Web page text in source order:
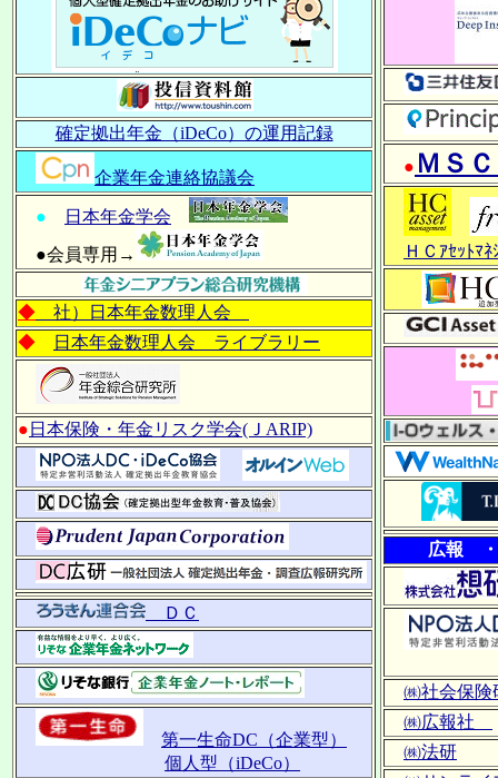
確定拠出年金（iDeCo）の運用記録
企業年金連絡協議会
●
日本年金学会
●会員専用→
◆ 社）日本年金数理人会
◆
日本年金数理人会 ライブラリー
● 日本保険・年金リスク学会(ＪARIP)
ＤＣ
第一生命DC（企業型）
個人型（iDeCo）
● ＭＳ
ＨＣｱｾｯﾄﾏﾈ
広報
㈱社会保険
㈱広報社
㈱法研